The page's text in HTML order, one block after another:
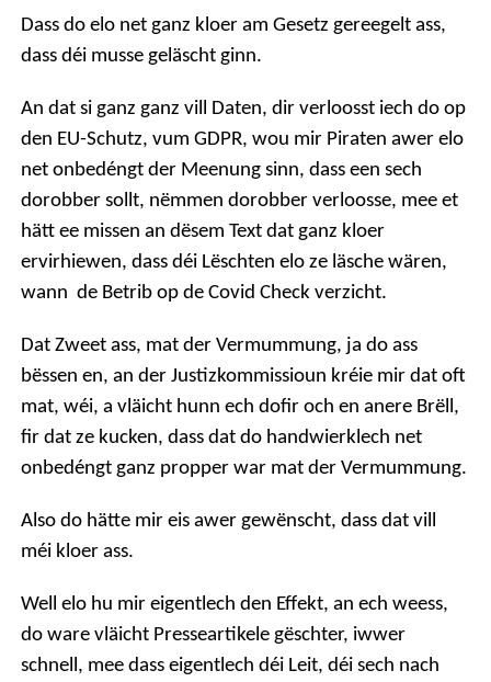
Dass do elo net ganz kloer am Gesetz gereegelt ass,
dass déi musse geläscht ginn.
An dat si ganz ganz vill Daten, dir verloosst iech do op
den EU-Schutz, vum GDPR, wou mir Piraten awer elo
net onbedéngt der Meenung sinn, dass een sech
dorobber sollt, nëmmen dorobber verloosse, mee et
hätt ee missen an dësem Text dat ganz kloer
ervirhiewen, dass déi Lëschten elo ze läsche wären,
wann de Betrib op de Covid Check verzicht.
Dat Zweet ass, mat der Vermummung, ja do ass
bëssen en, an der Justizkommissioun kréie mir dat oft
mat, wéi, a vläicht hunn ech dofir och en anere Brëll,
fir dat ze kucken, dass dat do handwierklech net
onbedéngt ganz propper war mat der Vermummung.
Also do hätte mir eis awer gewënscht, dass dat vill
méi kloer ass.
Well elo hu mir eigentlech den Effekt, an ech weess,
do ware vläicht Presseartikele gëschter, iwwer
schnell, mee dass eigentlech déi Leit, déi sech nach